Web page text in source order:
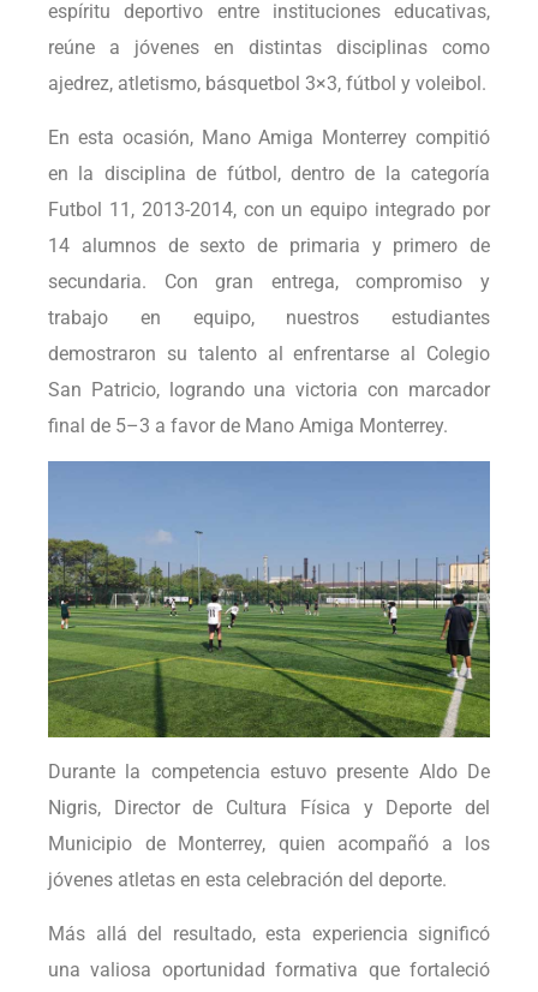
espíritu deportivo entre instituciones educativas,
reúne a jóvenes en distintas disciplinas como
ajedrez, atletismo, básquetbol 3×3, fútbol y voleibol.
En esta ocasión, Mano Amiga Monterrey compitió
en la disciplina de fútbol, dentro de la categoría
Futbol 11, 2013-2014, con un equipo integrado por
14 alumnos de sexto de primaria y primero de
secundaria. Con gran entrega, compromiso y
trabajo en equipo, nuestros estudiantes
demostraron su talento al enfrentarse al Colegio
San Patricio, logrando una victoria con marcador
final de 5–3 a favor de Mano Amiga Monterrey.
Durante la competencia estuvo presente Aldo De
Nigris, Director de Cultura Física y Deporte del
Municipio de Monterrey, quien acompañó a los
jóvenes atletas en esta celebración del deporte.
Más allá del resultado, esta experiencia significó
una valiosa oportunidad formativa que fortaleció